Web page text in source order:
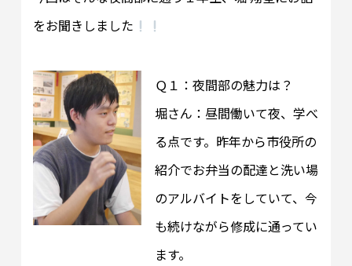
をお聞きしました
Ｑ１：夜間部の魅力は？
堀さん：昼間働いて夜、学べ
る点です。昨年から市役所の
紹介でお弁当の配達と洗い場
のアルバイトをしていて、今
も続けながら修成に通ってい
ます。